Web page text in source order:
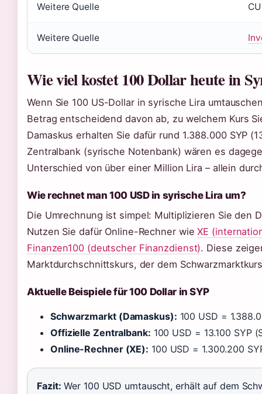
Weitere Quelle
Weitere Quelle
Wie viel kostet 100 Dollar heute in
Wenn Sie 100 US-Dollar in syrische Lira
Betrag entscheidend davon ab, zu welchem Kurs
Damaskus erhalten Sie dafür rund 1.388.000 SYP
Zentralbank (syrische Notenbank) wären es
Unterschied von über einer Million Lira – allein
Wie rechnet man 100 USD in syrische Lira um?
Die Umrechnung ist simpel: Multiplizieren Sie den
Nutzen Sie dafür Online-Rechner wieXE
Finanzen100 (deutscher Finanzdienst). Diese
Marktdurchschnittskurs, der dem
Aktuelle Beispiele für 100 Dollar in SYP
Schwarzmarkt (Damaskus): 100 USD =
Offizielle Zentralbank: 100 USD = 13.100 SYP
Online-Rechner (XE): 100 USD = 1.300.200
Fazit: Wer 100 USD umtauscht, erhält auf dem